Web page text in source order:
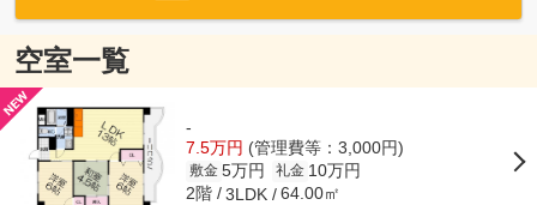
空室一覧
-
7.5万円 (管理費等：3,000円)
敷金 5万円 礼金 10万円
2階 3LDK 64.00㎡